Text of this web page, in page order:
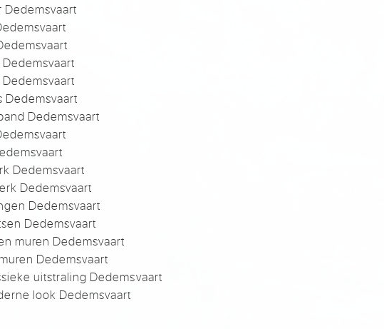
Dedemsvaart
Dedemsvaart
Dedemsvaart
Dedemsvaart
Dedemsvaart
Dedemsvaart
Dedemsvaart
muren Dedemsvaart
Dedemsvaart
uitstraling Dedemsvaart
look Dedemsvaart